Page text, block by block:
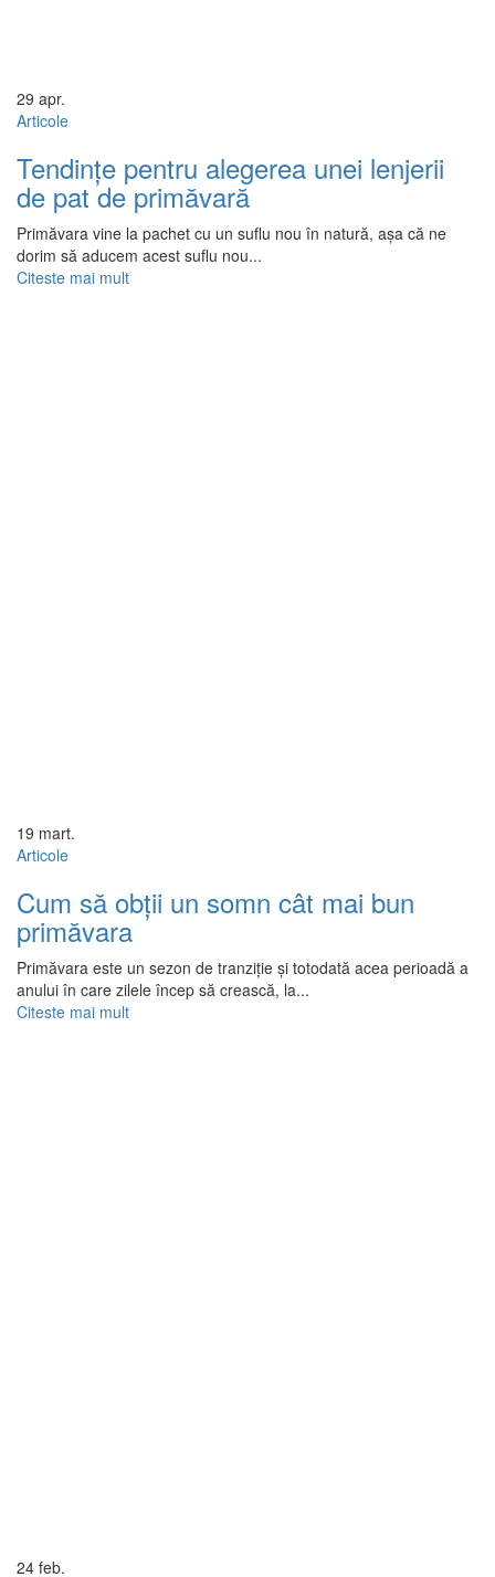
29 apr.
Articole
Tendințe pentru alegerea unei lenjerii
de pat de primăvară
Primăvara vine la pachet cu un suflu nou în natură, așa că ne
dorim să aducem acest suflu nou...
Citeste mai mult
19 mart.
Articole
Cum să obții un somn cât mai bun
primăvara
Primăvara este un sezon de tranziție și totodată acea perioadă a
anului în care zilele încep să crească, la...
Citeste mai mult
24 feb.